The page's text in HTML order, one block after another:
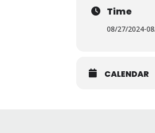
Time
08/27/2024-
CALENDAR